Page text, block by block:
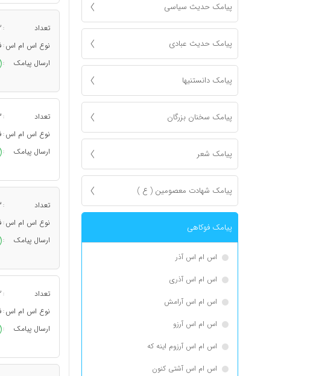
پیامک حدیث سیاسی
پیامک حدیث عبادی
پیامک دانستنیها
پیامک سخنان بزرگان
پیامک شعر
پیامک شهادت معصومين ( ع )
پیامک فوکاهی
اس ام اس آذر
اس ام اس آذری
اس ام اس آرامش
اس ام اس آرزو
اس ام اس آرزوم اینه که
اس ام اس آشتی کنون
تعداد :
نوع اس ام اس :
ارسال پیامک
:
تعداد :
نوع اس ام اس :
ارسال پیامک
:
تعداد :
نوع اس ام اس :
ارسال پیامک
:
تعداد :
نوع اس ام اس :
ارسال پیامک
: